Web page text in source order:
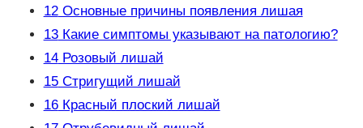
12Основные причины появления лишая
13Какие симптомы указывают на патологию?
14Розовый лишай
15Стригущий лишай
16Красный плоский лишай